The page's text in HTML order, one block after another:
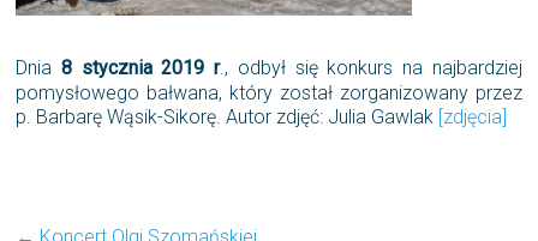
Dnia8 stycznia 2019 r., odbył się konkurs na najbardziej
pomysłowego bałwana, który został zorganizowany przez
p. Barbarę Wąsik-Sikorę. Autor zdjęć: Julia Gawlak [zdjęcia]